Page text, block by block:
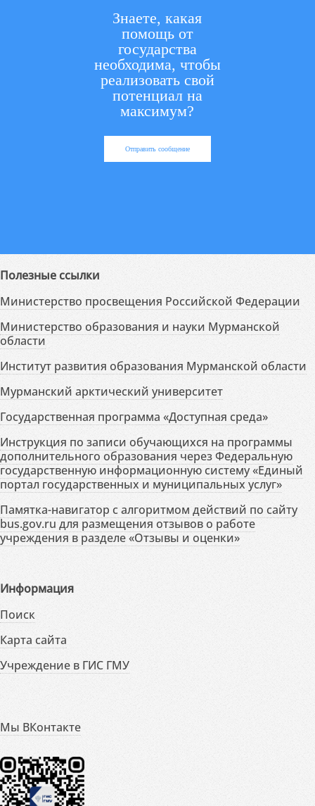
Знаете, какая
помощь от
государства
необходима, чтобы
реализовать свой
потенциал на
максимум?
Отправить сообщение
Полезные ссылки
Министерство просвещения Российской Федерации
Министерство образования и науки Мурманской
области
Институт развития образования Мурманской области
Мурманский арктический университет
Государственная программа «Доступная среда»
Инструкция по записи обучающихся на программы
дополнительного образования через Федеральную
государственную информационную систему «Единый
портал государственных и муниципальных услуг»
Памятка-навигатор с алгоритмом действий по сайту
bus.gov.ru для размещения отзывов о работе
учреждения в разделе «Отзывы и оценки»
Информация
Поиск
Карта сайта
Учреждение в ГИС ГМУ
Мы ВКонтакте